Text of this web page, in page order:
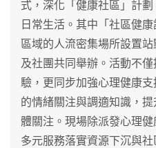
式，深化「健康社區」計
日常生活。其中「社區健
區域的人流密集場所設置
及社團共同舉辦。活動不
驗，更同步加強心理健康
的情緒關注與調適知識，
體關注。現場除派發心理
多元服務落實資源下沉與